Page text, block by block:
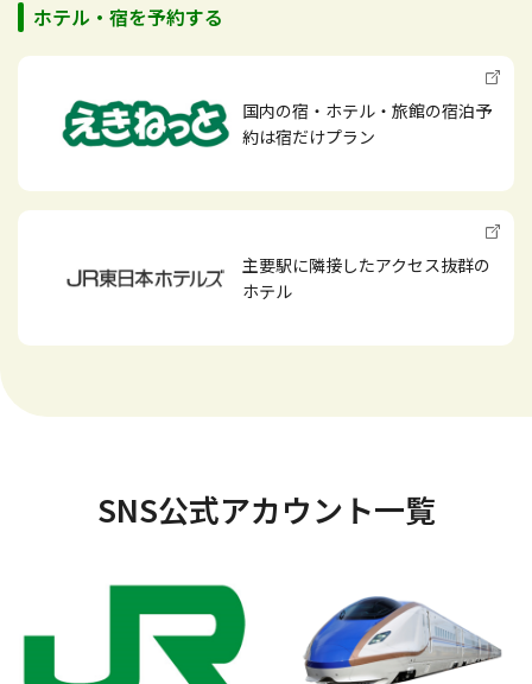
ホテル・宿を予約する
国内の宿・ホテル・旅館の宿泊予
約は宿だけプラン
主要駅に隣接したアクセス抜群の
ホテル
SNS公式アカウント一覧